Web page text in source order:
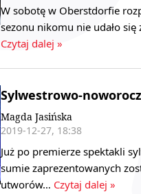
W sobotę w Oberstdorfie
sezonu nikomu nie udało
Czytaj dalej »
Sylwestrowo-
Magda Jasińska
2019-12-27, 18:38
Już po premierze spektakli
sumie zaprezentowanych
utworów… Czytaj dalej »